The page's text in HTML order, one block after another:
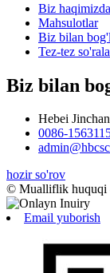
Biz haqimizda
Mahsulotlar
Biz bilan
Tez-tez
Biz bilan
Hebei
0086-
hozir so'rov
© Mualliflik huquqi
Email yuborish